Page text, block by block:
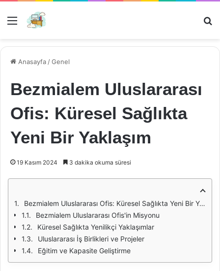
Menü
Anasayfa /Genel
Bezmialem Uluslararası
Ofis: Küresel Sağlıkta
Yeni Bir Yaklaşım
19 Kasım 2024 3 dakika okuma süresi
Bezmialem Uluslararası Ofis: Küresel Sağlıkta Yeni Bir Yaklaşım
Bezmialem Uluslararası Ofis'in Misyonu
Küresel Sağlıkta Yenilikçi Yaklaşımlar
Uluslararası İş Birlikleri ve Projeler
Eğitim ve Kapasite Geliştirme